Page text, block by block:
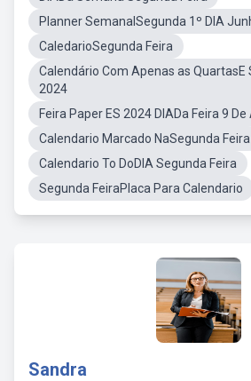
Planner SemanalSegunda 1º DIA
CaledarioSegunda Feira
Calendário Com Apenas as QuartasE
2024
Feira Paper ES 2024 DIADa Feira 9
Calendario Marcado NaSegunda Feira
Calendario To DoDIA Segunda Feira
Segunda FeiraPlaca Para Calendario
Sandra